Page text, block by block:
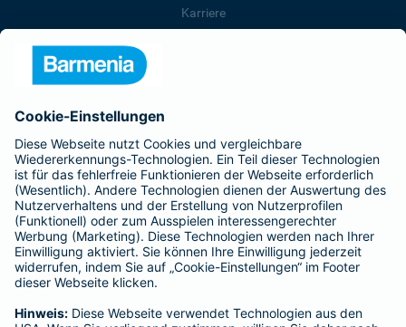
Karriere
Barmenia ist Teil der BarmeniaGothaer
BELIEBTE SEITEN
Kranken-Zusatzversicherung
Tierversicherungen
Haftpflichtversicherung
Hausratversicherung